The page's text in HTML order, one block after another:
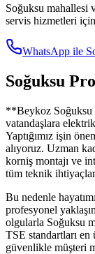
Soğuksu mahallesi
servis hizmetleri
WhatsApp ile
Soğuksu
**Beykoz Soğuksu
vatandaşlara
Yaptığımız işin
alıyoruz. Uzman
korniş montajı ve
tüm teknik
Bu nedenle
profesyonel
olgularla Soğuksu
TSE standartları
güvenlikle müşteri